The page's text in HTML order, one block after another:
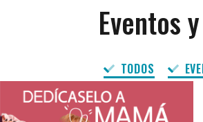
Eventos
TODOS